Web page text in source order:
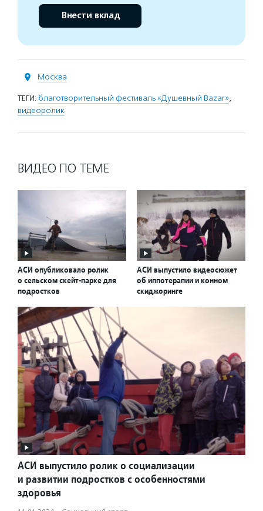
Внести вклад
Москва
ТЕГИ: благотворительный фестиваль «Душевный Bazar»,
видеоролик
ВИДЕО ПО ТЕМЕ
АСИ опубликовало ролик
о сельском скейт-парке для
подростков
АСИ выпустило видеосюжет
об иппотерапии и конном
скиджоринге
АСИ выпустило ролик о социализации
и развитии подростков с особенностями
здоровья